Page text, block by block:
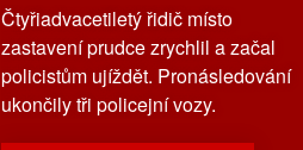
Čtyřiadvacetiletý řidič místo
zastavení prudce zrychlil a začal
policistům ujíždět. Pronásledování
ukončily tři policejní vozy.